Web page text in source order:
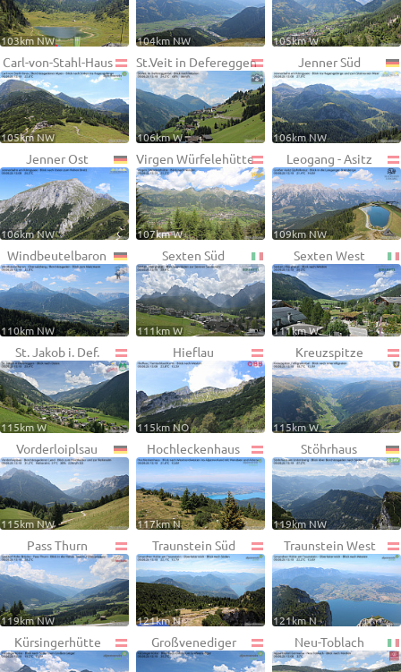
103km NW 104km NW 105km W
Carl-von-Stahl-Haus
105km NW
St.Veit in Defereggen
106km W
Jenner Süd
106km NW
Jenner Ost
106km NW
Virgen Würfelehütte
107km W
Leogang - Asitz
109km NW
Windbeutelbaron
110km NW
Sexten Süd
111km W
Sexten West
111km W
St. Jakob i. Def.
115km W
Hieflau
115km NO
Kreuzspitze
115km W
Vorderloiplsau
115km NW
Hochleckenhaus
117km N
Stöhrhaus
119km NW
Pass Thurn
119km NW
Traunstein Süd
121km N
Traunstein West
121km N
Kürsingerhütte Großvenediger Neu-Toblach